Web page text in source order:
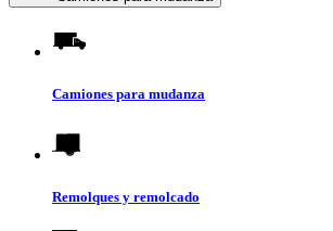
Camiones para mudanza
Remolques y remolcado